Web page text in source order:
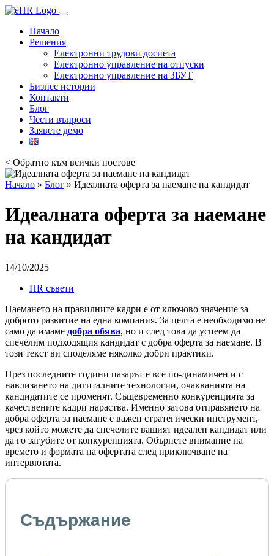
Начало
Решения
Електронни трудови досиета
Електронно управление на отпуски
Електронно управление на ЗБУТ
Бизнес истории
Контакти
Блог
Чести въпроси
Заявете демо
< Обратно към всички постове
Начало » Блог » Идеалната оферта за наемане на кандидат
Идеалната оферта за наемане
на кандидат
14/10/2025
HR съвети
Наемането на правилните кадри е от ключово значение за
доброто развитие на една компания. За целта е необходимо не
само да имаме добра обява, но и след това да успеем да
спечелим подходящия кандидат с добра оферта за наемане. В
този текст ви споделяме няколко добри практики.
През последните години пазарът е все по-динамичен и с
навлизането на дигиталните технологии, очакванията на
кандидатите се променят. Същевременно конкуренцията за
качествените кадри нараства. Именно затова отправянето на
добра оферта за наемане е важен стратегически инструмент,
чрез който можете да спечелите вашият идеален кандидат или
да го загубите от конкуренцията. Обърнете внимание на
времето и формата на офертата след приключване на
интервютата.
Съдържание